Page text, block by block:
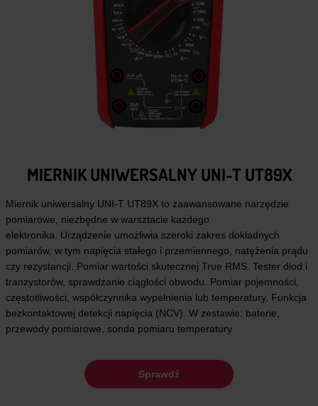
MIERNIK UNIWERSALNY UNI-T UT89X
Miernik uniwersalny UNI-T UT89X to zaawansowane narzędzie
pomiarowe, niezbędne w warsztacie każdego
elektronika. Urządzenie umożliwia szeroki zakres dokładnych
pomiarów, w tym napięcia stałego i przemiennego, natężenia prądu
czy rezystancji. Pomiar wartości skutecznej True RMS. Tester diod i
tranzystorów, sprawdzanie ciągłości obwodu. Pomiar pojemności,
częstotliwości, współczynnika wypełnienia lub temperatury. Funkcja
bezkontaktowej detekcji napięcia (NCV). W zestawie: baterie,
przewody pomiarowe, sonda pomiaru temperatury
Sprawdź